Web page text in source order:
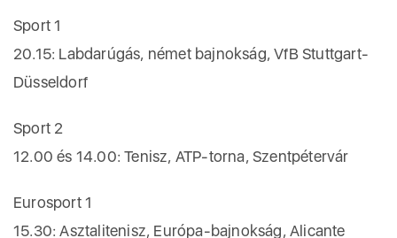
Sport 1
20.15: Labdarúgás, német bajnokság, VfB Stuttgart-
Düsseldorf
Sport 2
12.00 és 14.00: Tenisz, ATP-torna, Szentpétervár
Eurosport 1
15.30: Asztalitenisz, Európa-bajnokság, Alicante